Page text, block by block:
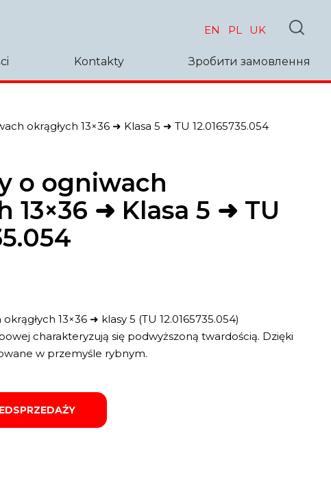
EN PL UK
Kontakty Зробити замовлення
okrągłych 13×36 ➜ Klasa 5 ➜ TU 12.0165735.054
o ogniwach
13×36 ➜ Klasa 5 ➜ TU
13×36 ➜ klasy 5 (TU 12.0165735.054)
charakteryzują się podwyższoną twardością. Dzięki
w przemyśle rybnym.